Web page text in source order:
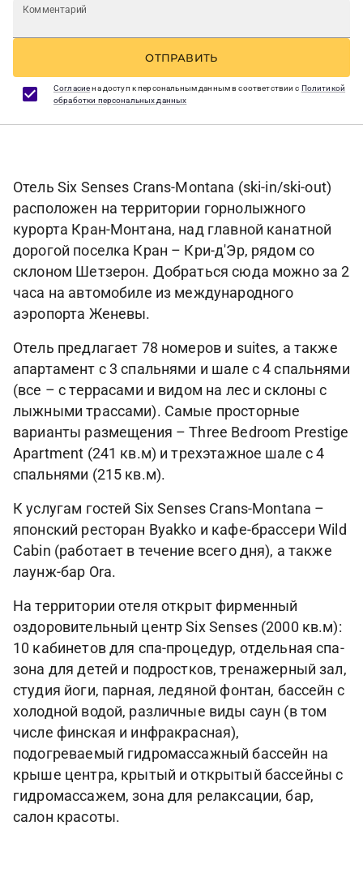
Комментарий
ОТПРАВИТЬ
Согласиена доступ к персональным данным в соответствии с Политикой
обработки персональных данных
Отель Six Senses Crans-Montana (ski-in/ski-out)
расположен на территории горнолыжного
курорта Кран-Монтана, над главной канатной
дорогой поселка Кран – Кри-д'Эр, рядом со
склоном Шетзерон. Добраться сюда можно за 2
часа на автомобиле из международного
аэропорта Женевы.
Отель предлагает 78 номеров и suites, а также
апартамент с 3 спальнями и шале с 4 спальнями
(все – с террасами и видом на лес и склоны с
лыжными трассами). Самые просторные
варианты размещения – Three Bedroom Prestige
Apartment (241 кв.м) и трехэтажное шале с 4
спальнями (215 кв.м).
К услугам гостей Six Senses Crans-Montana –
японский ресторан Byakko и кафе-брассери Wild
Cabin (работает в течение всего дня), а также
лаунж-бар Ora.
На территории отеля открыт фирменный
оздоровительный центр Six Senses (2000 кв.м):
10 кабинетов для спа-процедур, отдельная спа-
зона для детей и подростков, тренажерный зал,
студия йоги, парная, ледяной фонтан, бассейн с
холодной водой, различные виды саун (в том
числе финская и инфракрасная),
подогреваемый гидромассажный бассейн на
крыше центра, крытый и открытый бассейны с
гидромассажем, зона для релаксации, бар,
салон красоты.